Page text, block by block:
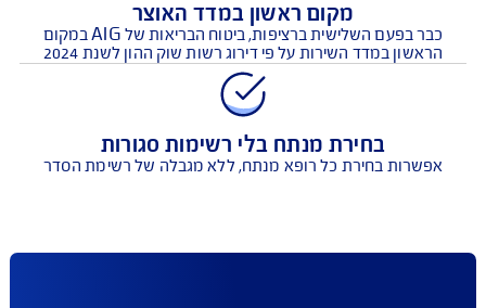
הסל הרחב ביותר לטיפולים רגשיים לילדים
בריאות עדכני הכולל את סל הטיפולים הרגשיים הרחב ביותר
מקום ראשון במדד האוצר
כבר בפעם השלישית ברציפות, ביטוח הבריאות של AIG במקום